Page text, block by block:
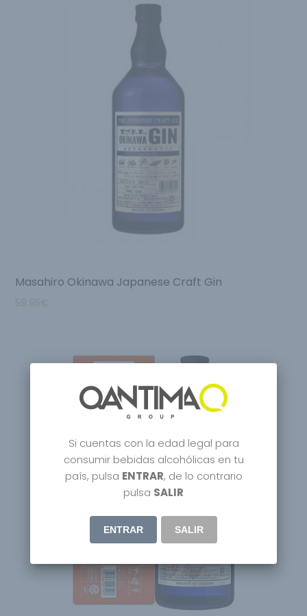
Masahiro Okinawa Japanese Craft Gin
59.95€
Si cuentas con la edad legal para
consumir bebidas alcohólicas en tu
país, pulsa ENTRAR, de lo contrario
pulsa SALIR
ENTRAR SALIR